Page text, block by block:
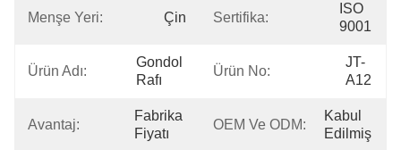
Menşe Yeri: Çin Sertifika:
ISO
9001
Ürün Adı:
Gondol
Rafı
Ürün No:
JT-
A12
Avantaj:
Fabrika
Fiyatı
OEM Ve ODM:
Kabul
Edilmiş